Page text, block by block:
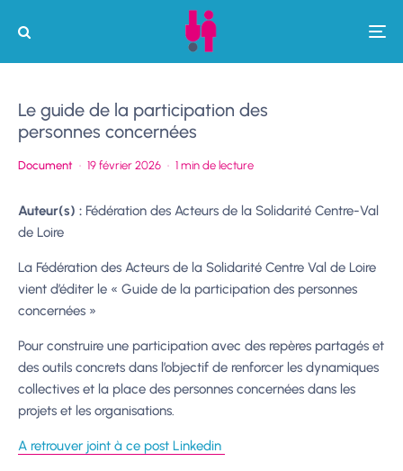
Le guide de la participation des
personnes concernées
Document · 19 février 2026 · 1 min de lecture
Auteur(s) : Fédération des Acteurs de la Solidarité Centre-Val
de Loire
La Fédération des Acteurs de la Solidarité Centre Val de Loire
vient d’éditer le « Guide de la participation des personnes
concernées »
Pour construire une participation avec des repères partagés et
des outils concrets dans l’objectif de renforcer les dynamiques
collectives et la place des personnes concernées dans les
projets et les organisations.
A retrouver joint à ce post Linkedin